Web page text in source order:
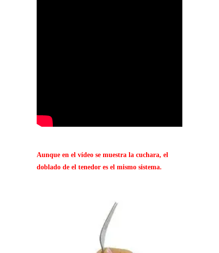
Aunque en el vídeo se muestra la cuchara, el
doblado de el tenedor es el mismo sistema.